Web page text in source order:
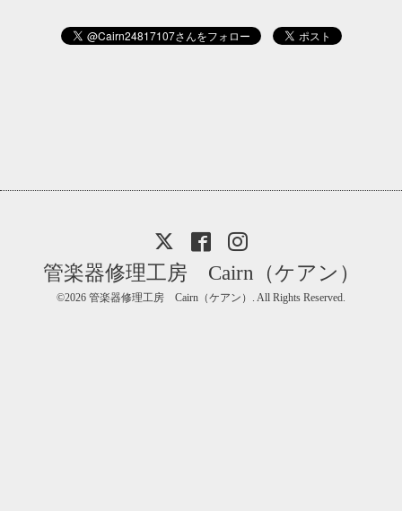
管楽器修理工房 Cairn（ケアン）
©2026 管楽器修理工房 Cairn（ケアン） . All Rights Reserved.